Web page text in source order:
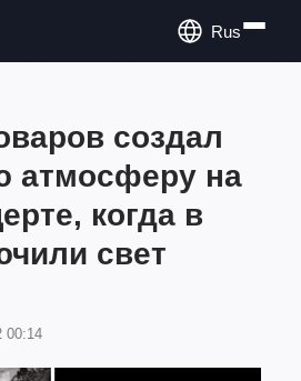
Rus
создал
атмосферу на
когда в
свет
00:14